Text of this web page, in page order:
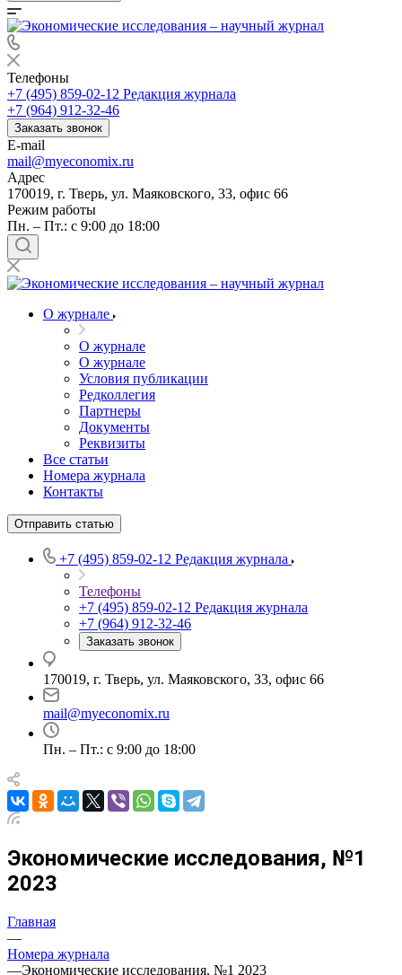
Телефоны
+7 (495) 859-02-12 Редакция журнала
+7 (964) 912-32-46
Заказать звонок
E-mail
mail@myeconomix.ru
Адрес
170019, г. Тверь, ул. Маяковского, 33, офис 66
Режим работы
Пн. – Пт.: с 9:00 до 18:00
О журнале
О журнале
О журнале
Условия публикации
Редколлегия
Партнеры
Документы
Реквизиты
Все статьи
Номера журнала
Контакты
Отправить статью
+7 (495) 859-02-12 Редакция журнала
Телефоны
+7 (495) 859-02-12 Редакция журнала
+7 (964) 912-32-46
Заказать звонок
170019, г. Тверь, ул. Маяковского, 33, офис 66
mail@myeconomix.ru
Пн. – Пт.: с 9:00 до 18:00
Экономические исследования, №1
2023
Главная
—
Номера журнала
—Экономические исследования, №1 2023